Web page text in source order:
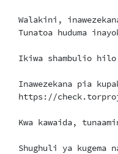
Walakini,
Tunatoa huduma
Ikiwa shambulio
Inawezekana pia
https://
Kwa kawaida,
Shughuli ya kugema